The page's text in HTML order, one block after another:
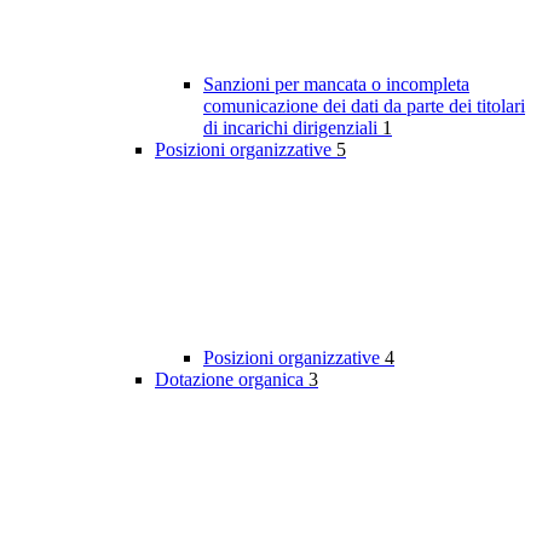
Sanzioni per mancata o incompleta
comunicazione dei dati da parte dei titolari
di incarichi dirigenziali 1
Posizioni organizzative 5
Posizioni organizzative 4
Dotazione organica 3